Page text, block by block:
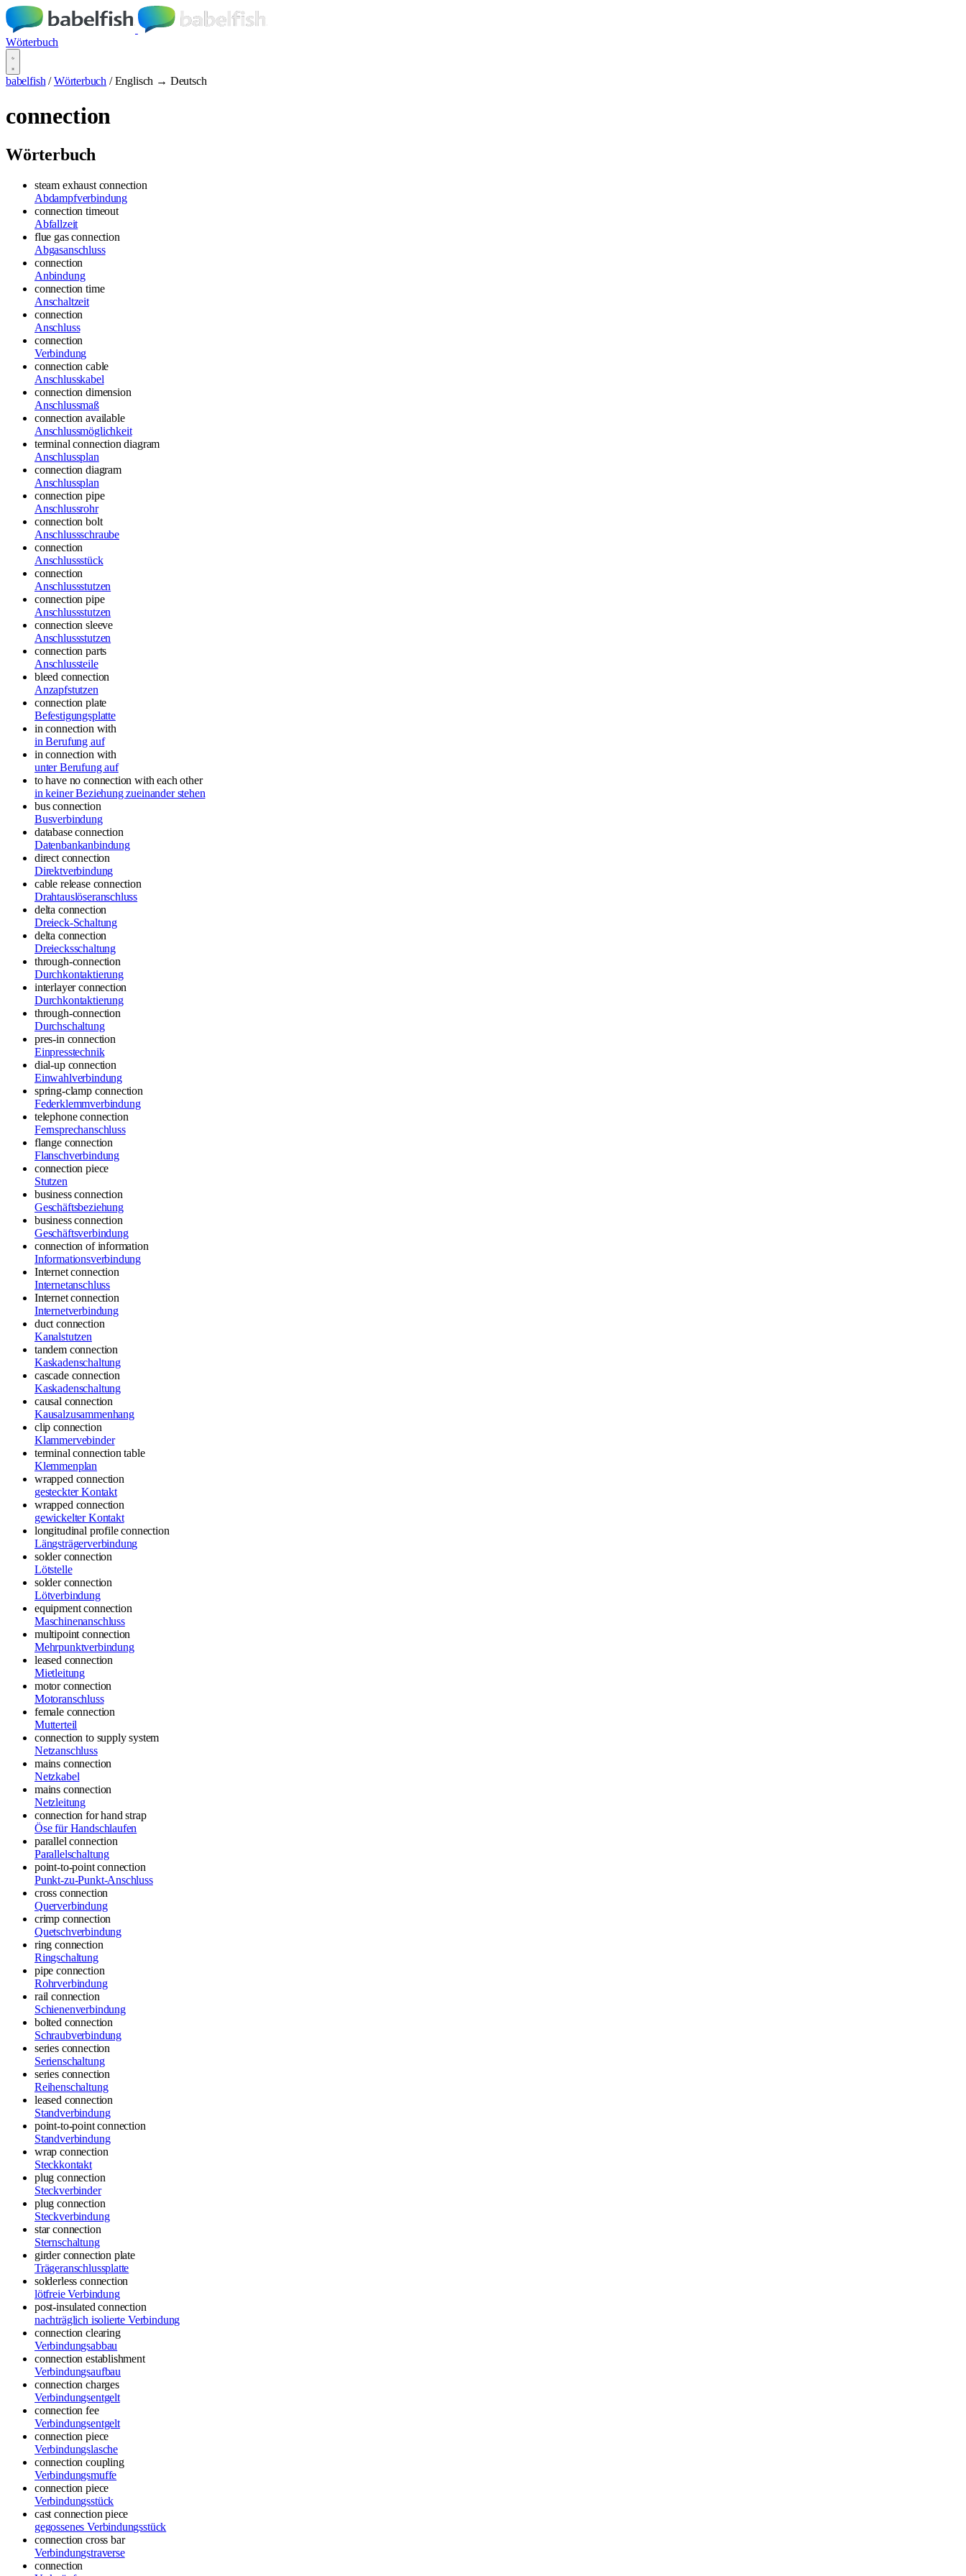
Wörterbuch
babelfish / Wörterbuch / Englisch → Deutsch
connection
Wörterbuch
steam exhaust connection
Abdampfverbindung
connection timeout
Abfallzeit
flue gas connection
Abgasanschluss
connection
Anbindung
connection time
Anschaltzeit
connection
Anschluss
connection
Verbindung
connection cable
Anschlusskabel
connection dimension
Anschlussmaß
connection available
Anschlussmöglichkeit
terminal connection diagram
Anschlussplan
connection diagram
Anschlussplan
connection pipe
Anschlussrohr
connection bolt
Anschlussschraube
connection
Anschlussstück
connection
Anschlussstutzen
connection pipe
Anschlussstutzen
connection sleeve
Anschlussstutzen
connection parts
Anschlussteile
bleed connection
Anzapfstutzen
connection plate
Befestigungsplatte
in connection with
in Berufung auf
in connection with
unter Berufung auf
to have no connection with each other
in keiner Beziehung zueinander stehen
bus connection
Busverbindung
database connection
Datenbankanbindung
direct connection
Direktverbindung
cable release connection
Drahtauslöseranschluss
delta connection
Dreieck-Schaltung
delta connection
Dreiecksschaltung
through-connection
Durchkontaktierung
interlayer connection
Durchkontaktierung
through-connection
Durchschaltung
pres-in connection
Einpresstechnik
dial-up connection
Einwahlverbindung
spring-clamp connection
Federklemmverbindung
telephone connection
Fernsprechanschluss
flange connection
Flanschverbindung
connection piece
Stutzen
business connection
Geschäftsbeziehung
business connection
Geschäftsverbindung
connection of information
Informationsverbindung
Internet connection
Internetanschluss
Internet connection
Internetverbindung
duct connection
Kanalstutzen
tandem connection
Kaskadenschaltung
cascade connection
Kaskadenschaltung
causal connection
Kausalzusammenhang
clip connection
Klammervebinder
terminal connection table
Klemmenplan
wrapped connection
gesteckter Kontakt
wrapped connection
gewickelter Kontakt
longitudinal profile connection
Längsträgerverbindung
solder connection
Lötstelle
solder connection
Lötverbindung
equipment connection
Maschinenanschluss
multipoint connection
Mehrpunktverbindung
leased connection
Mietleitung
motor connection
Motoranschluss
female connection
Mutterteil
connection to supply system
Netzanschluss
mains connection
Netzkabel
mains connection
Netzleitung
connection for hand strap
Öse für Handschlaufen
parallel connection
Parallelschaltung
point-to-point connection
Punkt-zu-Punkt-Anschluss
cross connection
Querverbindung
crimp connection
Quetschverbindung
ring connection
Ringschaltung
pipe connection
Rohrverbindung
rail connection
Schienenverbindung
bolted connection
Schraubverbindung
series connection
Serienschaltung
series connection
Reihenschaltung
leased connection
Standverbindung
point-to-point connection
Standverbindung
wrap connection
Steckkontakt
plug connection
Steckverbinder
plug connection
Steckverbindung
star connection
Sternschaltung
girder connection plate
Trägeranschlussplatte
solderless connection
lötfreie Verbindung
post-insulated connection
nachträglich isolierte Verbindung
connection clearing
Verbindungsabbau
connection establishment
Verbindungsaufbau
connection charges
Verbindungsentgelt
connection fee
Verbindungsentgelt
connection piece
Verbindungslasche
connection coupling
Verbindungsmuffe
connection piece
Verbindungsstück
cast connection piece
gegossenes Verbindungsstück
connection cross bar
Verbindungstraverse
connection